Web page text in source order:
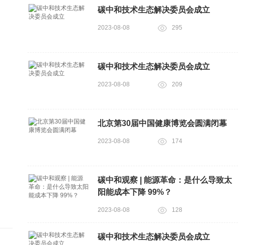
碳中和技术生态解决委员会成立
2023-08-08 295
碳中和技术生态解决委员会成立
2023-08-08 209
北京第30届中国健康博览会圆满闭幕
2023-08-08 174
碳中和观察 | 能源革命：是什么导致太
阳能成本下降 99%？
2023-08-08 128
碳中和技术生态解决委员会成立